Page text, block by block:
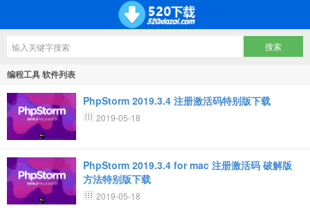
编程工具 软件列表
PhpStorm 2019.3.4 注册激活码特别版下载
2019-05-18
PhpStorm 2019.3.4 for mac 注册激活码 破解版
方法特别版下载
2019-05-18